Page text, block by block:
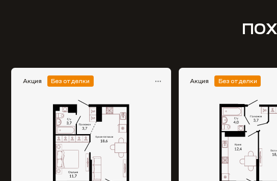
Акция Без отделки Акция Без отделки